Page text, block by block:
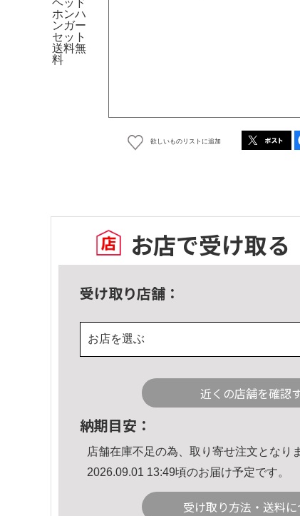
欲しいものリストに追加
お店で受け取る
受け取り店舗：
お店を選ぶ
近くの店舗を確認
納期目安：
店舗在庫不足の為、取り寄せ注文となり
2026.09.01 13:49頃のお届け予定です。
受け取り方法・送料に